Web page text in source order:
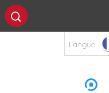
Langue